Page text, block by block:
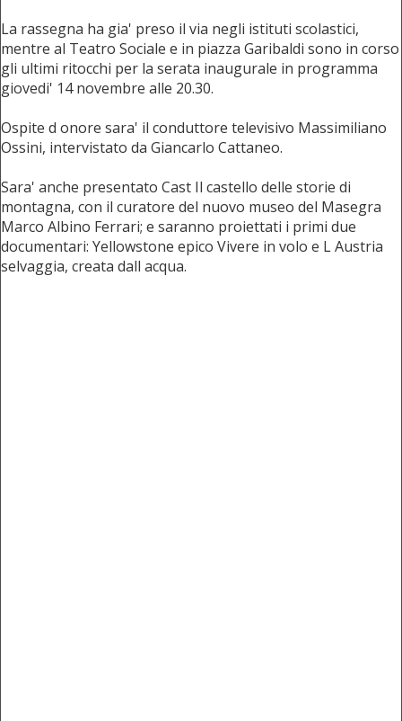
La rassegna ha gia' preso il via negli istituti scolastici,
mentre al Teatro Sociale e in piazza Garibaldi sono in corso
gli ultimi ritocchi per la serata inaugurale in programma
giovedi' 14 novembre alle 20.30.
Ospite d onore sara' il conduttore televisivo Massimiliano
Ossini, intervistato da Giancarlo Cattaneo.
Sara' anche presentato Cast Il castello delle storie di
montagna, con il curatore del nuovo museo del Masegra
Marco Albino Ferrari; e saranno proiettati i primi due
documentari: Yellowstone epico Vivere in volo e L Austria
selvaggia, creata dall acqua.